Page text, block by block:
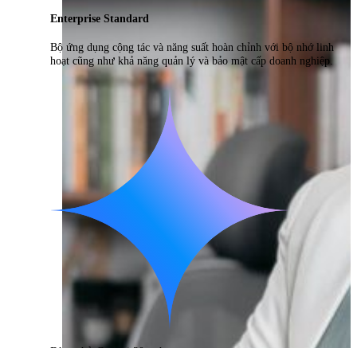
Enterprise Standard
Bộ ứng dụng cộng tác và năng suất hoàn chỉnh với bộ nhớ linh
hoạt cũng như khả năng quản lý và bảo mật cấp doanh nghiệp.